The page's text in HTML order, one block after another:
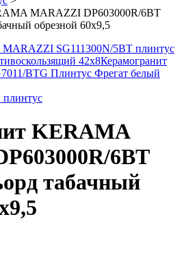
MARAZZI DP603000R/6BT
обрезной 60х9,5
SG111300N/5BT плинтус
42х8Керамогранит
BTG Плинтус Фрегат белый
KERAMA
6BT
табачный